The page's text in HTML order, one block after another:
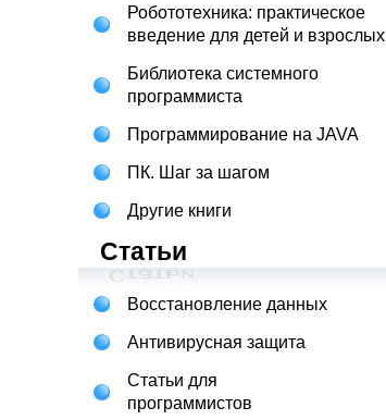
Робототехника: практическое
введение для детей и взрослых
Библиотека системного
программиста
Программирование на JAVA
ПК. Шаг за шагом
Другие книги
Статьи
Восстановление данных
Антивирусная защита
Статьи для
программистов